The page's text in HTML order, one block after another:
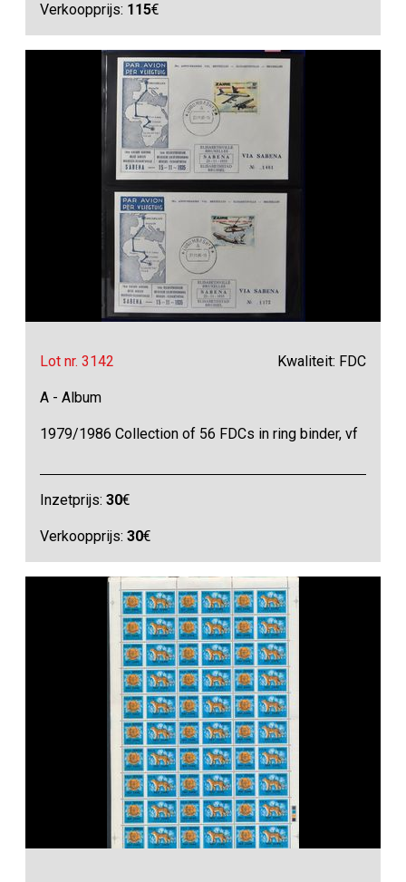
Verkoopprijs: 115€
Lot nr. 3142 Kwaliteit: FDC
A - Album
1979/1986 Collection of 56 FDCs in ring binder, vf
Inzetprijs:30€
Verkoopprijs:30€